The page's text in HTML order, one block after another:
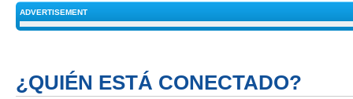
ADVERTISEMENT
¿QUIÉN ESTÁ CONECTADO?